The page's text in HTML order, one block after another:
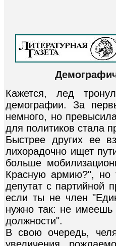
Кажется, лед
демографии. За
немного, но
для политиков стала
Быстрее других ее
лихорадочно ищет
больше
Красную армию?", но
депутат с партийной
если ты не член
нужно так: не имеешь
должности".
В свою очередь,